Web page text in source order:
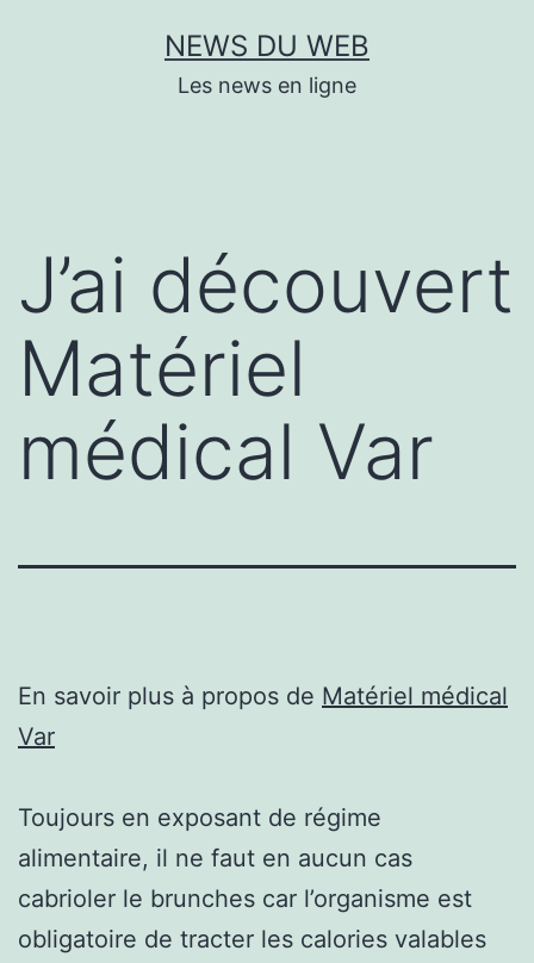
NEWS DU WEB
Les news en ligne
J’ai découvert
Matériel
médical Var
En savoir plus à propos de Matériel médical
Var
Toujours en exposant de régime
alimentaire, il ne faut en aucun cas
cabrioler le brunches car l’organisme est
obligatoire de tracter les calories valables